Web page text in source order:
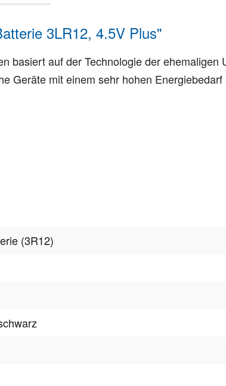
3LR12, 4.5V Plus"
basiert auf der Technologie der
Geräte mit einem sehr hohen
(3R12)